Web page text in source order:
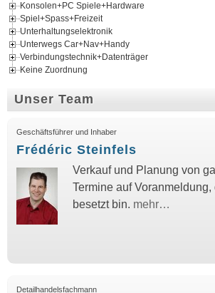
Konsolen+PC Spiele+Hardware
Spiel+Spass+Freizeit
Unterhaltungselektronik
Unterwegs Car+Nav+Handy
Verbindungstechnik+Datenträger
Keine Zuordnung
Unser Team
Geschäftsführer und Inhaber
Frédéric Steinfels
Verkauf und Planung von
Termine auf
besetzt bin. mehr…
Detailhandelsfachmann